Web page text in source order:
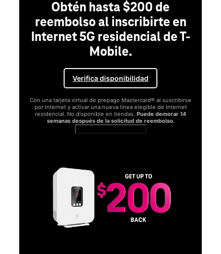
Obtén hasta $200 de
reembolso al inscribirte en
Internet 5G residencial de T-
Mobile.
Verifica disponibilidad
Con una tarjeta virtual de prepago Mastercard® al suscribirse
por Internet y activar una nueva línea elegible de Internet
residencial. No disponible en tiendas.Puede demorar 14
semanas después de la solicitud de reembolso.